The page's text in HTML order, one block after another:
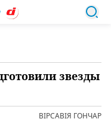
звезды
ВІРСАВІЯ ГОНЧАР